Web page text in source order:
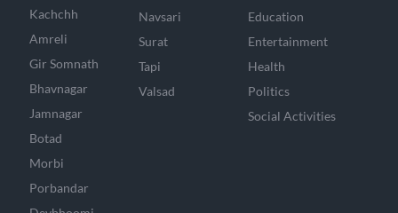
Kachchh
Amreli
Gir Somnath
Bhavnagar
Jamnagar
Botad
Morbi
Porbandar
Navsari
Surat
Tapi
Valsad
Education
Entertainment
Health
Politics
Social Activities